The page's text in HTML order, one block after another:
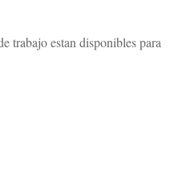
trabajo estan disponibles para